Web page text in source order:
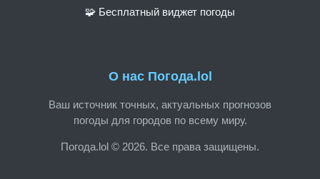
О нас Погода.lol
Ваш источник точных, актуальных прогнозов
погоды для городов по всему миру.
Погода.lol © 2026. Все права защищены.
🧩 Бесплатный виджет погоды